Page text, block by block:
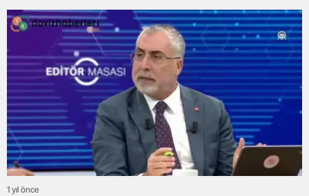
1 yıl önce